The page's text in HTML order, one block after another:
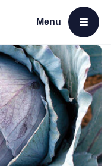
Menu
Open menu